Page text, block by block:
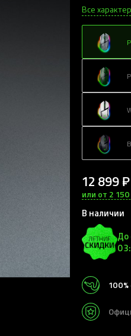
Все
12 899 ₽
или от 2
В наличии
До